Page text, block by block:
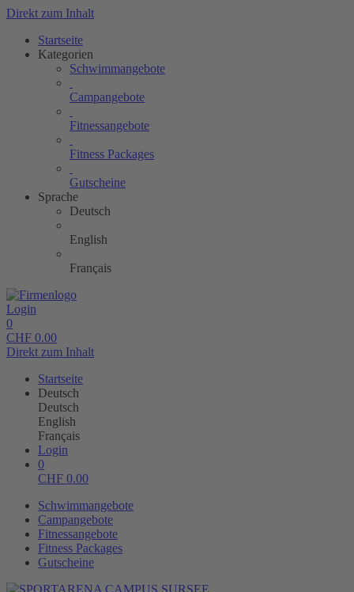
Direkt zum Inhalt
Startseite
Kategorien
Schwimmangebote
Campangebote
Fitnessangebote
Fitness Packages
Gutscheine
Sprache
Deutsch
English
Français
Login
0
CHF 0.00
Direkt zum Inhalt
Startseite
Deutsch
Deutsch
English
Français
Login
0
CHF 0.00
Schwimmangebote
Campangebote
Fitnessangebote
Fitness Packages
Gutscheine